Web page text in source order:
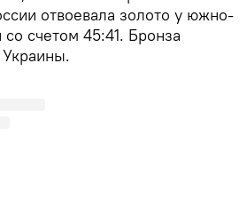
отвоевала золото у южно-
счетом 45:41. Бронза
Украины.